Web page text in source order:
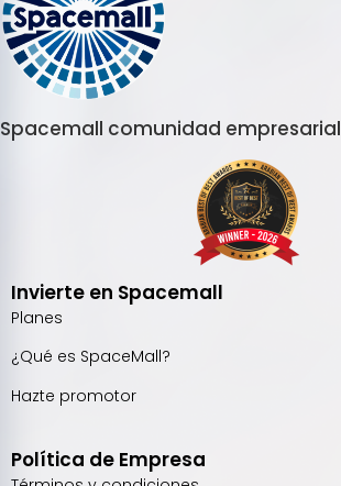
Spacemall comunidad empresarial
Invierte en Spacemall
Planes
¿Qué es SpaceMall?
Hazte promotor
Política de Empresa